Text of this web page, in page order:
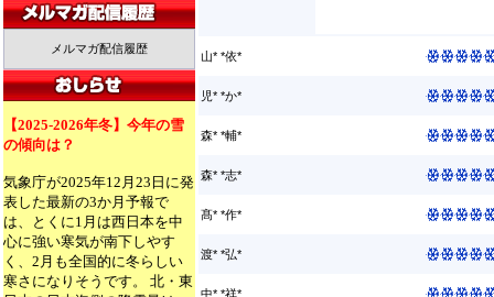
メルマガ配信履歴
【2025-2026年冬】今年の雪
の傾向は？
気象庁が2025年12月23日に発
表した最新の3か月予報で
は、とくに1月は西日本を中
心に強い寒気が南下しやす
く、2月も全国的に冬らしい
寒さになりそうです。 北・東
山* *依*
児* *か*
森* *輔*
森* *志*
髙* *作*
渡* *弘*
中* *祥*